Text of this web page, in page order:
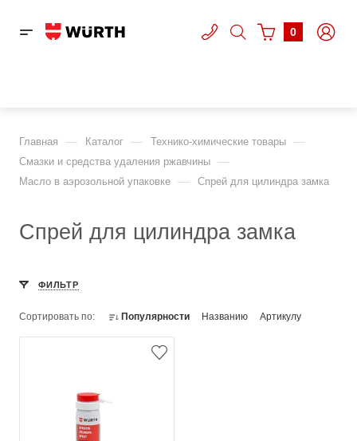
0
Главная — Каталог — Технико-химические товары —
Смазки и средства удаления ржавчины —
Масло в аэрозольной упаковке — Спрей для цилиндра замка
Спрей для цилиндра замка
ФИЛЬТР
Сортировать по: Популярности Названию Артикулу